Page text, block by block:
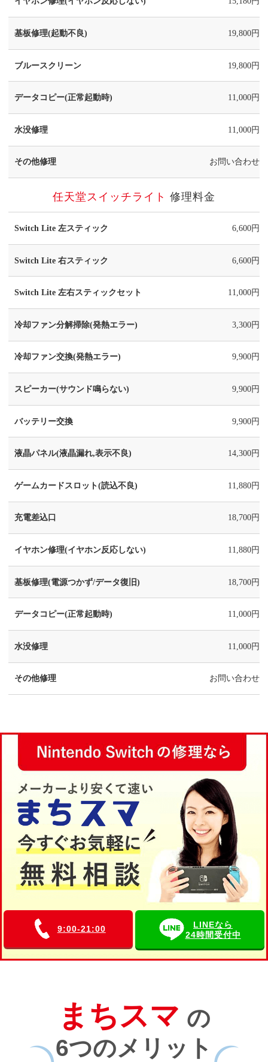
基板修理(起動不良) 19,800円
ブルースクリーン 19,800円
データコピー(正常起動時) 11,000円
水没修理 11,000円
その他修理 お問い合わせ
任天堂スイッチライト 修理料金
Switch Lite 左スティック 6,600円
Switch Lite 右スティック 6,600円
Switch Lite 左右スティックセット 11,000円
冷却ファン分解掃除(発熱エラー) 3,300円
冷却ファン交換(発熱エラー) 9,900円
スピーカー(サウンド鳴らない) 9,900円
バッテリー交換 9,900円
液晶パネル(液晶漏れ,表示不良) 14,300円
ゲームカードスロット(読込不良) 11,880円
充電差込口 18,700円
イヤホン修理(イヤホン反応しない) 11,880円
基板修理(電源つかず/データ復旧) 18,700円
データコピー(正常起動時) 11,000円
水没修理 11,000円
その他修理 お問い合わせ
9:00-21:00
LINEなら
24時間受付中
まちスマ の
6つのメリット